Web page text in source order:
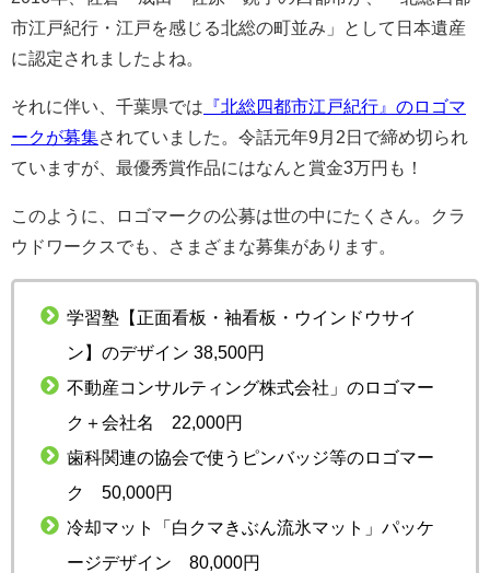
市江戸紀行・江戸を感じる北総の町並み」として日本遺産
に認定されましたよね。
それに伴い、千葉県では 『北総四都市江戸紀行』のロゴマ
ークが募集されていました。令話元年9月2日で締め切られ
ていますが、最優秀賞作品にはなんと賞金3万円も！
このように、ロゴマークの公募は世の中にたくさん。クラ
ウドワークスでも、さまざまな募集があります。
学習塾【正面看板・袖看板・ウインドウサイ
ン】のデザイン 38,500円
不動産コンサルティング株式会社」のロゴマー
ク＋会社名 22,000円
歯科関連の協会で使うピンバッジ等のロゴマー
ク 50,000円
冷却マット「白クマきぶん流氷マット」パッケ
ージデザイン 80,000円